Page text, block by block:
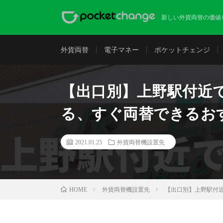
新しい外貨両替の価
外貨両替 電子マネー ポケットチェンジ
【出口別】上野駅付
る、すぐ両替できるお
2021.01.25 外貨両替機設置先
HOME 外貨両替機設置先 【出口別】上野駅